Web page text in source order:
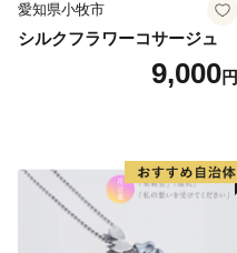
愛知県小牧市
シルクフラワーコサージュ
9,000円